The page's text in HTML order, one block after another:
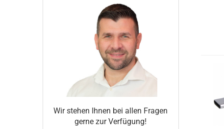
Wir stehen Ihnen bei allen Fragen
gerne zur Verfügung!